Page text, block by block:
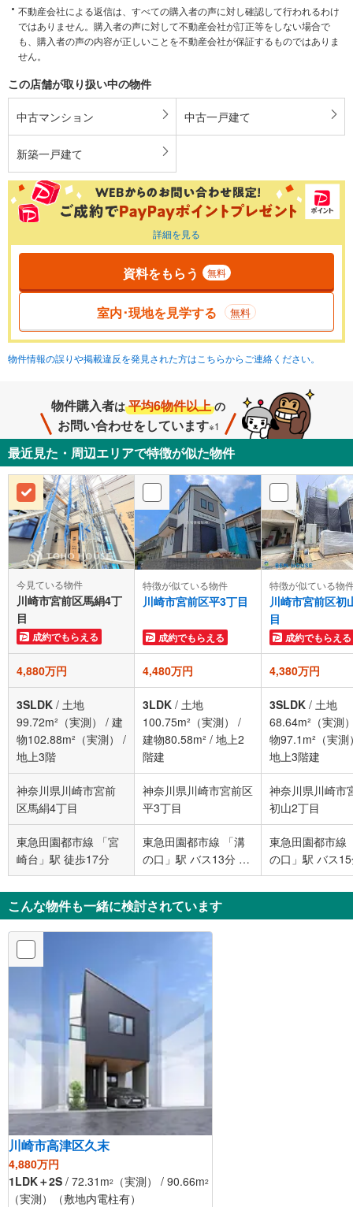
不動産会社による返信は、すべての購入者の声に対し確認して行われるわけ
ではありません。購入者の声に対して不動産会社が訂正等をしない場合で
も、購入者の声の内容が正しいことを不動産会社が保証するものではありま
せん。
この店舗が取り扱い中の物件
中古マンション 中古一戸建て
新築一戸建て
詳細を見る
資料をもらう 無料
室内･現地を見学する 無料
物件情報の誤りや掲載違反を発見された方はこちらからご連絡ください。
物件購入者は 平均6物件以上 の
お問い合わせをしています※1
最近見た・周辺エリアで特徴が似た物件
今見ている物件
川崎市宮前区馬絹4丁
目
成約でもらえる
特徴が似ている物件
川崎市宮前区平3丁目
成約でもらえる
特徴が似ている物
川崎市宮前区初
目
成約でもらえる
4,880万円 4,480万円 4,380万円
3SLDK / 土地
99.72m²（実測）
/ 建
物102.88m²（実測）
/
地上3階
3LDK / 土地
100.75m²（実測）
/
建物80.58m² / 地上2
階建
3SLDK / 土地
68.64m²（実測
物97.1m²（実測
地上3階建
神奈川県川崎市宮前
区馬絹4丁目
神奈川県川崎市宮前区
平3丁目
神奈川県川崎市
初山2丁目
東急田園都市線 「宮
崎台」駅 徒歩17分
東急田園都市線 「溝
の口」駅 バス13分 平
バス停下車 徒歩8分
東急田園都市線
の口」駅 バス
地 バス停下車
分
こんな物件も一緒に検討されています
川崎市高津区久末
4,880万円
1LDK＋2S / 72.31m2 （実測） / 90.66m2
（実測）（敷地内電柱有）